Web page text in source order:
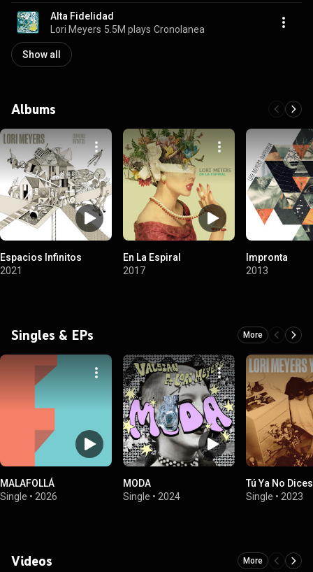
Alta Fidelidad
Lori Meyers 5.5M plays Cronolanea
Show all
Albums
Espacios Infinitos
2021
En La Espiral
2017
Impronta
2013
Singles & EPs More
MALAFOLLÁ
Single • 2026
MODA
Single • 2024
Tú Ya No
Single • 2023
Videos More